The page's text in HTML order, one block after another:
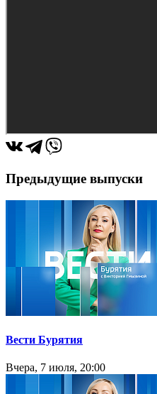
Предыдущие выпуски
Вести Бурятия
Вчера, 7 июля, 20:00